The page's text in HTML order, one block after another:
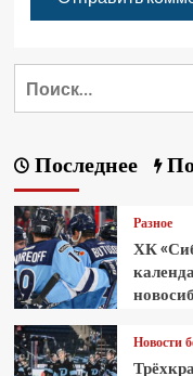
Последнее
Разное
ХК
Новости